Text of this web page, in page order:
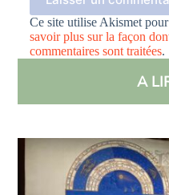
Ce site utilise Akismet
savoir plus sur la façon
commentaires sont traitées.
A